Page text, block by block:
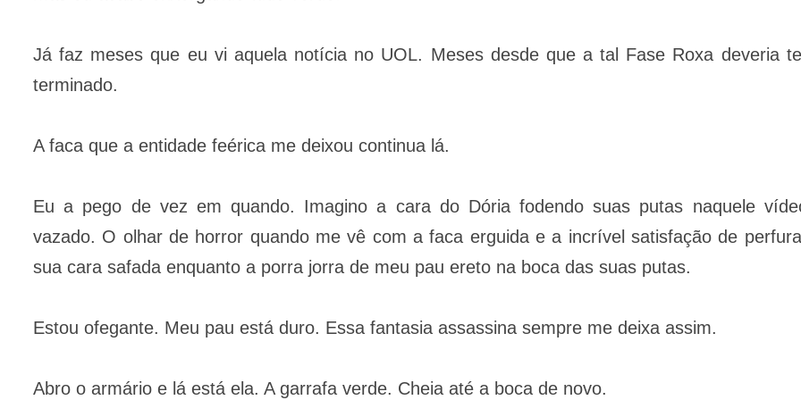
Já faz meses que eu vi aquela notícia no UOL. Meses desde que a tal Fase Roxa deveria
terminado.
A faca que a entidade feérica me deixou continua lá.
Eu a pego de vez em quando. Imagino a cara do Dória fodendo suas putas naquele
vazado. O olhar de horror quando me vê com a faca erguida e a incrível satisfação de
sua cara safada enquanto a porra jorra de meu pau ereto na boca das suas putas.
Estou ofegante. Meu pau está duro. Essa fantasia assassina sempre me deixa assim.
Abro o armário e lá está ela. A garrafa verde. Cheia até a boca de novo.